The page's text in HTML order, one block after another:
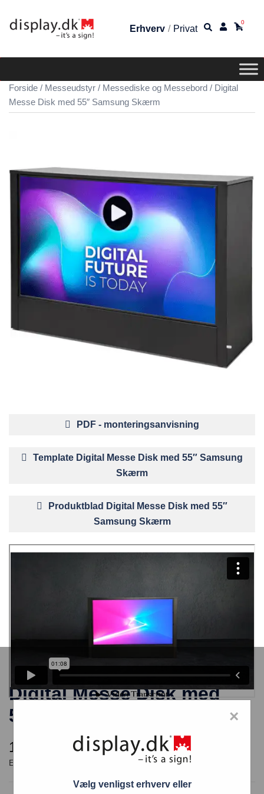
Erhverv / Privat
0
Forside / Messeudstyr / Messediske og Messebord / Digital
Messe Disk med 55″ Samsung Skærm
PDF - monteringsanvisning
Template Digital Messe Disk med 55″ Samsung
Skærm
Produktblad Digital Messe Disk med 55″
Samsung Skærm
Digital Messe Disk med
55″ Samsung Skærm
11.979,00kr.
Vælg venligst erhverv eller
×